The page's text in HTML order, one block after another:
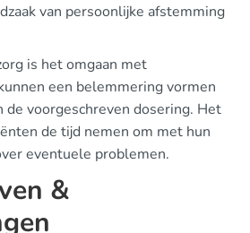
van persoonlijke afstemming
is het omgaan met
een belemmering vormen
de voorgeschreven dosering. Het
de tijd nemen om met hun
eventuele problemen.
&